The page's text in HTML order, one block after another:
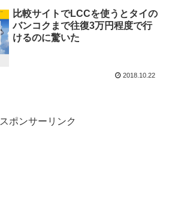
比較サイトでLCCを使うとタイの
バンコクまで往復3万円程度で行
けるのに驚いた
2018.10.22
スポンサーリンク